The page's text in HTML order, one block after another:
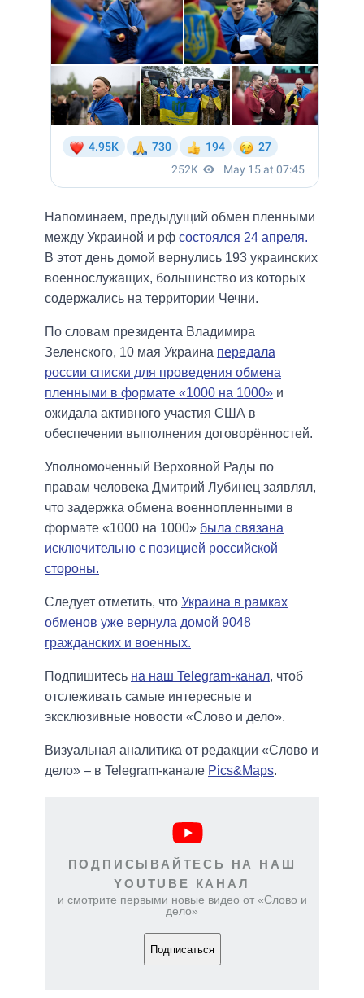
Напоминаем, предыдущий обмен пленными
между Украиной и рф состоялся 24 апреля.
В этот день домой вернулись 193 украинских
военнослужащих, большинство из которых
содержались на территории Чечни.
По словам президента Владимира
Зеленского, 10 мая Украина передала
россии списки для проведения обмена
пленными в формате «1000 на 1000» и
ожидала активного участия США в
обеспечении выполнения договорённостей.
Уполномоченный Верховной Рады по
правам человека Дмитрий Лубинец заявлял,
что задержка обмена военнопленными в
формате «1000 на 1000» была связана
исключительно с позицией российской
стороны.
Следует отметить, что Украина в рамках
обменов уже вернула домой 9048
гражданских и военных.
Подпишитесь на наш Telegram-канал, чтоб
отслеживать самые интересные и
эксклюзивные новости «Слово и дело».
Визуальная аналитика от редакции «Слово и
дело» – в Telegram-канале Pics&Maps.
ПОДПИСЫВАЙТЕСЬ НА НАШ
YOUTUBE КАНАЛ
и смотрите первыми новые видео от «Слово и
дело»
Подписаться